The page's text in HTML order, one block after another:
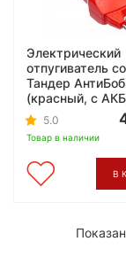
Электрический
отпугиватель
Тандер
(красный, с
5.0
Товар в наличии
В